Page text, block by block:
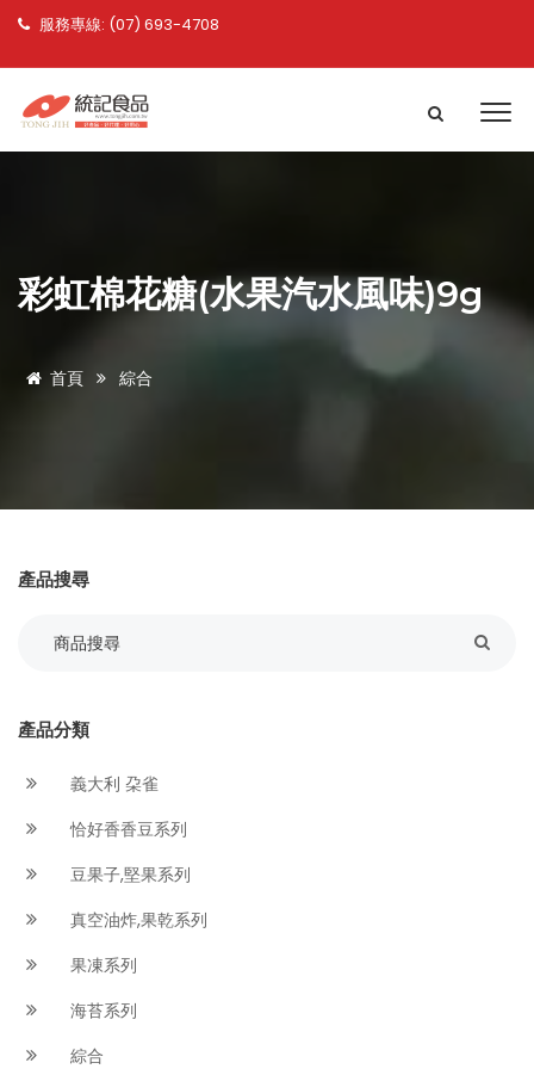
服務專線: (07) 693-4708
彩虹棉花糖(水果汽水風味)9g
首頁 綜合
產品搜尋
產品分類
義大利 朶雀
恰好香香豆系列
豆果子,堅果系列
真空油炸,果乾系列
果凍系列
海苔系列
綜合